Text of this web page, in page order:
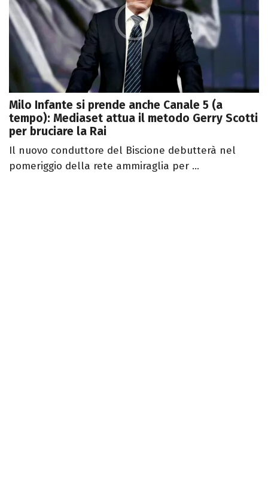
Milo Infante si prende anche Canale 5 (a
tempo): Mediaset attua il metodo Gerry Scotti
per bruciare la Rai
Il nuovo conduttore del Biscione debutterà nel
pomeriggio della rete ammiraglia per ...